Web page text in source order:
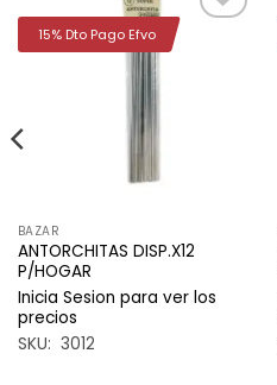
BAZAR
ANTORCHITAS DISP.X12
P/HOGAR
Inicia Sesion para ver los
precios
SKU: 3012
15% Dto Pago Efvo